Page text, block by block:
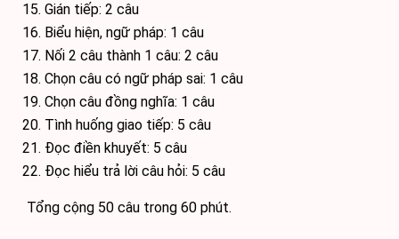
Gián tiếp: 2 câu
Biểu hiện, ngữ pháp: 1 câu
Nối 2 câu thành 1 câu: 2 câu
Chọn câu có ngữ pháp sai: 1 câu
Chọn câu đồng nghĩa: 1 câu
Tình huống giao tiếp: 5 câu
Đọc điền khuyết: 5 câu
Đọc hiểu trả lời câu hỏi: 5 câu
Tổng cộng 50 câu trong 60 phút.